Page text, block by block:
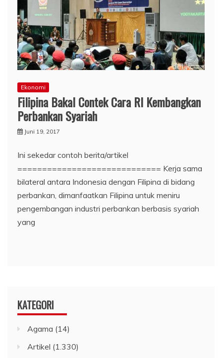
Ekonomi
Filipina Bakal Contek Cara RI Kembangkan
Perbankan Syariah
Juni 19, 2017
Ini sekedar contoh berita/artikel
============================= Kerja sama
bilateral antara Indonesia dengan Filipina di bidang
perbankan, dimanfaatkan Filipina untuk meniru
pengembangan industri perbankan berbasis syariah
yang
KATEGORI
Agama (14)
Artikel (1.330)